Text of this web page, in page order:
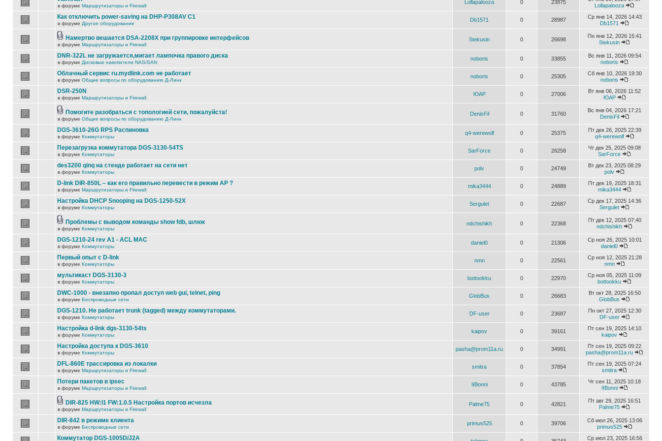
в форуме Маршрутизаторы и Firewall
Lollapalooza 0 23875
Lollapalooza
Как отключить power-saving на DHP-P308AV C1
в форуме Другое оборудование
Db1571 0 28987
Ср янв 14, 2026 14:43
Db1571
Намертво вешается DSA-2208X при группировке интерфейсов
в форуме Маршрутизаторы и Firewall
Stekusin 0 26698
Пн янв 12, 2026 15:41
Stekusin
DNR-322L не загружается,мигает лампочка правого диска
в форуме Дисковые накопители NAS/SAN
noboris 0 33855
Вс янв 11, 2026 09:54
noboris
Облачный сервис ru.mydlink.com не работает
в форуме Общие вопросы по оборудованию Д-Линк
noboris 0 25305
Сб янв 10, 2026 19:30
noboris
DSR-250N
в форуме Маршрутизаторы и Firewall
ЮАР 0 27006
Вт янв 06, 2026 11:52
ЮАР
Помогите разобраться с топологией сети, пожалуйста!
в форуме Общие вопросы по оборудованию Д-Линк
DenisFil 0 31760
Вс янв 04, 2026 17:21
DenisFil
DGS-3610-26G RPS Распиновка
в форуме Коммутаторы
q4-werewolf 0 25375
Пт дек 26, 2025 22:39
q4-werewolf
Перезагрузка коммутатора DGS-3130-54TS
в форуме Коммутаторы
SarForce 0 26258
Чт дек 25, 2025 09:08
SarForce
des3200 qinq на стенде работает на сети нет
в форуме Коммутаторы
polv 0 24749
Вт дек 23, 2025 08:29
polv
D-link DIR-850L – как его правильно перевести в режим AP ?
в форуме Маршрутизаторы и Firewall
mika3444 0 24889
Пт дек 19, 2025 18:31
mika3444
Настройка DHCP Snooping на DGS-1250-52X
в форуме Коммутаторы
Sergulet 0 22687
Ср дек 17, 2025 14:36
Sergulet
Проблемы с выводом команды show fdb, шлюк
в форуме Коммутаторы
ndchishikh 0 22368
Пт дек 12, 2025 07:40
ndchishikh
DGS-1210-24 rev A1 - ACL MAC
в форуме Коммутаторы
daniel0 0 21306
Ср ноя 26, 2025 10:01
daniel0
Первый опыт с D-link
в форуме Коммутаторы
nmn 0 22561
Ср ноя 12, 2025 21:28
nmn
мультикаст DGS-3130-3
в форуме Коммутаторы
bottookku 0 22970
Ср ноя 05, 2025 11:09
bottookku
DWC-1000 - внезапно пропал доступ web gui, telnet, ping
в форуме Беспроводные сети
GlobBus 0 26683
Вт окт 28, 2025 16:50
GlobBus
DGS-1210. Не работает trunk (tagged) между коммутаторами.
в форуме Коммутаторы
DF-user 0 23687
Пн окт 27, 2025 12:30
DF-user
Настройка d-link dgs-3130-54ts
в форуме Коммутаторы
kaipov 0 39161
Пт сен 19, 2025 14:10
kaipov
Настройка доступа к DGS-3610
в форуме Коммутаторы
pasha@prom11a.ru 0 34991
Пт сен 19, 2025 09:22
pasha@prom11a.ru
DFL-860E трассировка из локалки
в форуме Маршрутизаторы и Firewall
smitra 0 37854
Пт сен 19, 2025 07:24
smitra
Потери пакетов в ipsec
в форуме Маршрутизаторы и Firewall
IIBonni 0 43785
Чт сен 11, 2025 10:18
IIBonni
DIR-825 HW:I1 FW:1.0.5 Настройка портов исчезла
в форуме Маршрутизаторы и Firewall
Palme75 0 42821
Пт авг 29, 2025 16:51
Palme75
DIR-842 в режиме клиента
в форуме Беспроводные сети
primus525 0 39706
Сб июл 26, 2025 13:06
primus525
Коммутатор DGS-1005D/J2A Ср июл 23, 2025 16:56